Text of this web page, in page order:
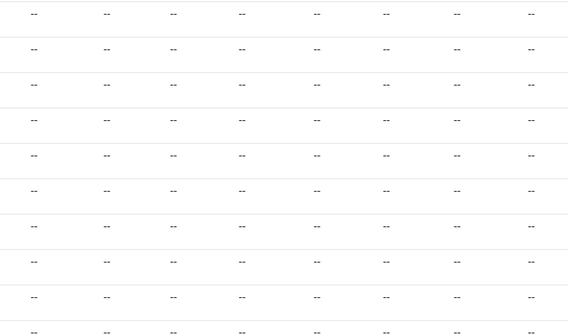
-- -- -- -- -- -- -- --
-- -- -- -- -- -- -- --
-- -- -- -- -- -- -- --
-- -- -- -- -- -- -- --
-- -- -- -- -- -- -- --
-- -- -- -- -- -- -- --
-- -- -- -- -- -- -- --
-- -- -- -- -- -- -- --
-- -- -- -- -- -- -- --
-- -- -- -- -- -- -- --